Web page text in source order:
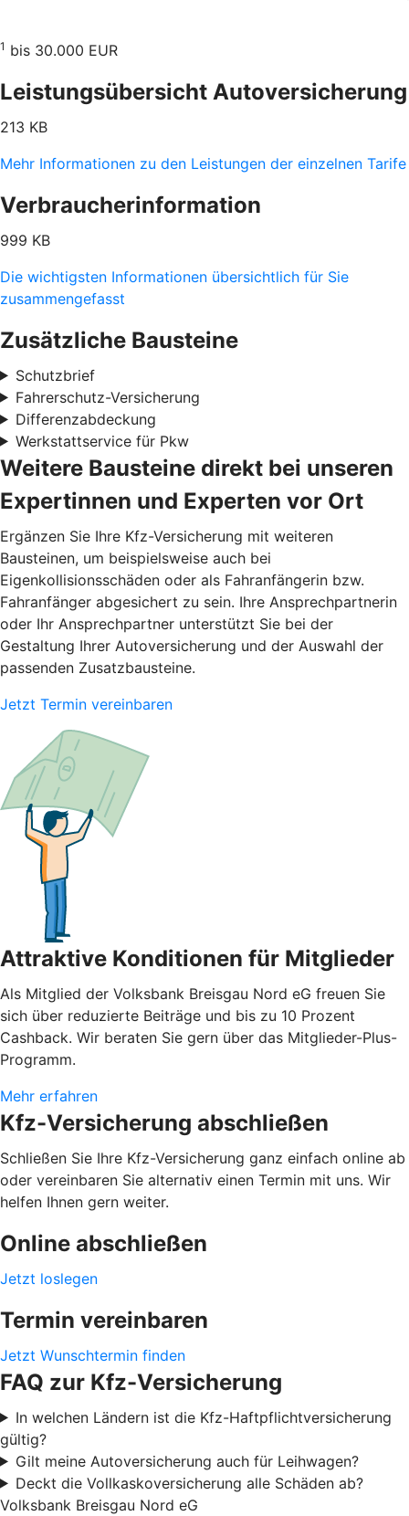
1 bis 30.000 EUR
Leistungsübersicht Autoversicherung
213 KB
Mehr Informationen zu den Leistungen der einzelnen Tarife
Verbraucherinformation
999 KB
Die wichtigsten Informationen übersichtlich für Sie
zusammengefasst
Zusätzliche Bausteine
Schutzbrief
Fahrerschutz-Versicherung
Differenzabdeckung
Werkstattservice für Pkw
Weitere Bausteine direkt bei unseren
Expertinnen und Experten vor Ort
Ergänzen Sie Ihre Kfz-Versicherung mit weiteren
Bausteinen, um beispielsweise auch bei
Eigenkollisionsschäden oder als Fahranfängerin bzw.
Fahranfänger abgesichert zu sein. Ihre Ansprechpartnerin
oder Ihr Ansprechpartner unterstützt Sie bei der
Gestaltung Ihrer Autoversicherung und der Auswahl der
passenden Zusatzbausteine.
Jetzt Termin vereinbaren
Attraktive Konditionen für Mitglieder
Als Mitglied der Volksbank Breisgau Nord eG freuen Sie
sich über reduzierte Beiträge und bis zu 10 Prozent
Cashback. Wir beraten Sie gern über das Mitglieder-Plus-
Programm.
Mehr erfahren
Kfz-Versicherung abschließen
Schließen Sie Ihre Kfz-Versicherung ganz einfach online ab
oder vereinbaren Sie alternativ einen Termin mit uns. Wir
helfen Ihnen gern weiter.
Online abschließen
Jetzt loslegen
Termin vereinbaren
Jetzt Wunschtermin finden
FAQ zur Kfz-Versicherung
In welchen Ländern ist die Kfz-Haftpflichtversicherung
gültig?
Gilt meine Autoversicherung auch für Leihwagen?
Deckt die Vollkaskoversicherung alle Schäden ab?
Volksbank Breisgau Nord eG